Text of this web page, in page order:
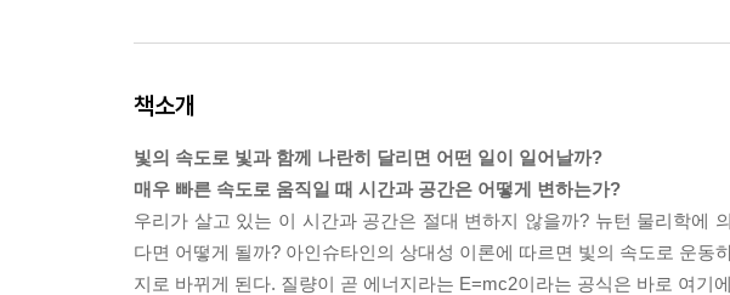
책소개
빛의 속도로 빛과 함께 나란히 달리면 어떤 일이 일어날까?
매우 빠른 속도로 움직일 때 시간과 공간은 어떻게 변하는가?
우리가 살고 있는 이 시간과 공간은 절대 변하지 않을까? 뉴턴 물리학에
다면 어떻게 될까? 아인슈타인의 상대성 이론에 따르면 빛의 속도로 운
지로 바뀌게 된다. 질량이 곧 에너지라는 E=mc2이라는 공식은 바로 여기